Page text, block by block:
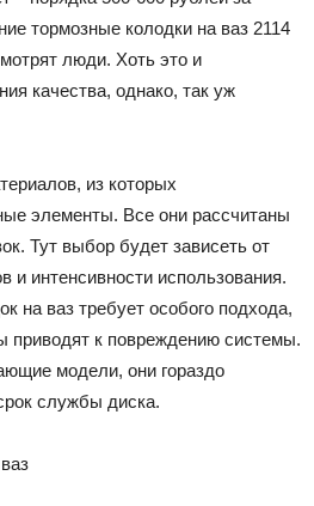
тормозные колодки на ваз 2114
люди. Хоть это и
качества, однако, так уж
из которых
элементы. Все они рассчитаны
Тут выбор будет зависеть от
и интенсивности использования.
на ваз требует особого подхода,
приводят к повреждению системы.
модели, они гораздо
службы диска.